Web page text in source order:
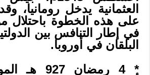
العثمانية يدخل رومانيا،
على هذه الخطوة باحتلال
في إطار التنافس بين
البلقان في أوروبا.